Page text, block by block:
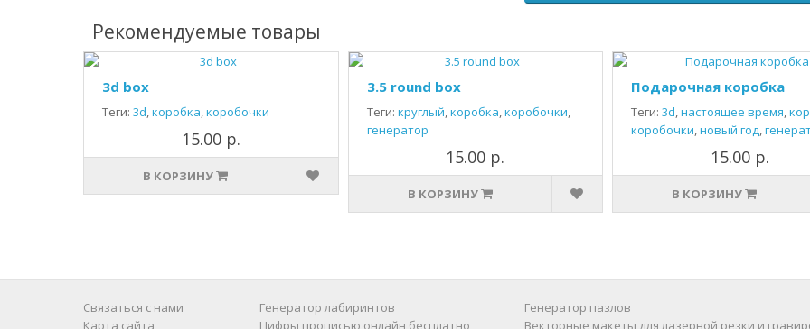
Рекомендуемые товары
3d box
Теги: 3d,коробка,коробочки
15.00 р.
В КОРЗИНУ
3.5 round box
Теги: круглый,коробка,коробочки,
генератор
15.00 р.
В КОРЗИНУ
Подарочная коробка
Теги: 3d,настоящее время,
коробочки,новый год,
15.00 р.
В КОРЗИНУ
Связаться с нами
Карта сайта
Генератор лабиринтов
Цифры прописью онлайн бесплатно
Генератор пазлов
Векторные макеты для лазерной резки и